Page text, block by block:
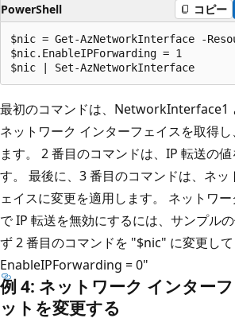
PowerShell コピー
$nic = Get-AzNetworkInterface -
$nic.EnableIPForwarding = 1
最初のコマンドは、NetworkInterface1
ネットワーク インターフェイスを取得
ます。 2 番目のコマンドは、IP 転送の
す。 最後に、3 番目のコマンドは、ネッ
ェイスに変更を適用します。 ネットワ
で IP 転送を無効にするには、サンプル
ず 2 番目のコマンドを "$nic" に変更して
EnableIPForwarding = 0"
例 4: ネットワーク インター
ットを変更する